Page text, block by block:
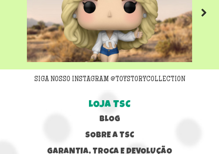
Next
SIGA NOSSO INSTAGRAM @TOYSTORYCOLLECTION
LOJA TSC
BLOG
SOBRE A TSC
GARANTIA, TROCA E DEVOLUÇÃO